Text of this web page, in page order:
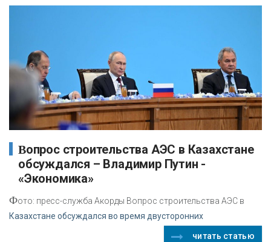
Вопрос строительства АЭС в Казахстане
обсуждался – Владимир Путин -
«Экономика»
Фото: пресс-служба Акорды Вопрос строительства АЭС в
Казахстане обсуждался во время двусторонних
читать статью